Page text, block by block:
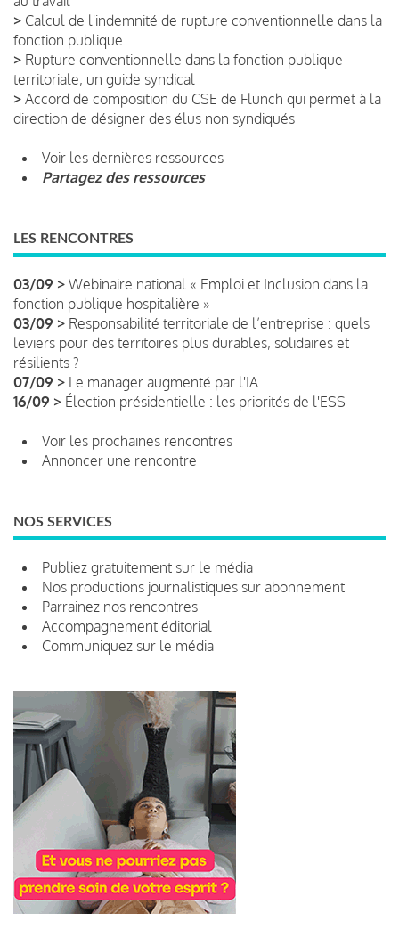
> Calcul de l'indemnité de rupture conventionnelle dans la
fonction publique
> Rupture conventionnelle dans la fonction publique
territoriale, un guide syndical
> Accord de composition du CSE de Flunch qui permet à la
direction de désigner des élus non syndiqués
Voir les dernières ressources
Partagez des ressources
LES RENCONTRES
03/09 > Webinaire national « Emploi et Inclusion dans la
fonction publique hospitalière »
03/09 > Responsabilité territoriale de l’entreprise : quels
leviers pour des territoires plus durables, solidaires et
résilients ?
07/09 > Le manager augmenté par l'IA
16/09 > Élection présidentielle : les priorités de l'ESS
Voir les prochaines rencontres
Annoncer une rencontre
NOS SERVICES
Publiez gratuitement sur le média
Nos productions journalistiques sur abonnement
Parrainez nos rencontres
Accompagnement éditorial
Communiquez sur le média